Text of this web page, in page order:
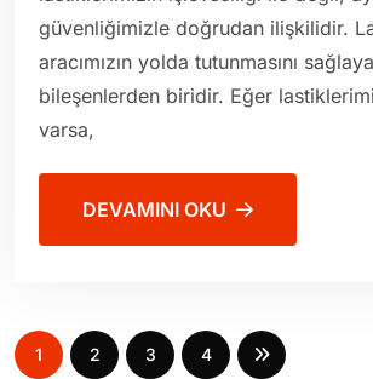
güvenliğimizle doğrudan ilişkilidir.
aracımızın yolda tutunmasını
bileşenlerden biridir. Eğer
varsa,
DEVAMINI OKU
1 2 3 4